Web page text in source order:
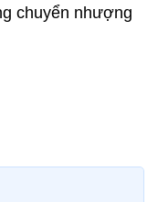
chuyển nhượng